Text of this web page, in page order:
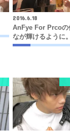
2016.6.18
AnFye For Prcoの
なが輝けるように。